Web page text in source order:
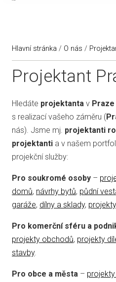
Hlavní stránka / O nás /
Projektant
Hledáte projektanta v Praze
s realizací vašeho záměru (
nás). Jsme mj. projektanti
projektanti a v našem
projekční služby:
Pro soukromé osoby –
domů, návrhy bytů, půdní
garáže, dílny a sklady,
Pro komerční sféru a
projekty obchodů, projekty
stavby.
Pro obce a města –